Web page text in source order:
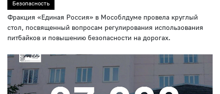
Безопасность
Фракция «Единая Россия» в Мособлдуме провела круглый
стол, посвященный вопросам регулирования использования
питбайков и повышению безопасности на дорогах.